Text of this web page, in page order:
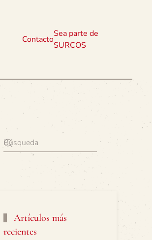
Contacto
Sea parte de
SURCOS
Artículos más
recientes